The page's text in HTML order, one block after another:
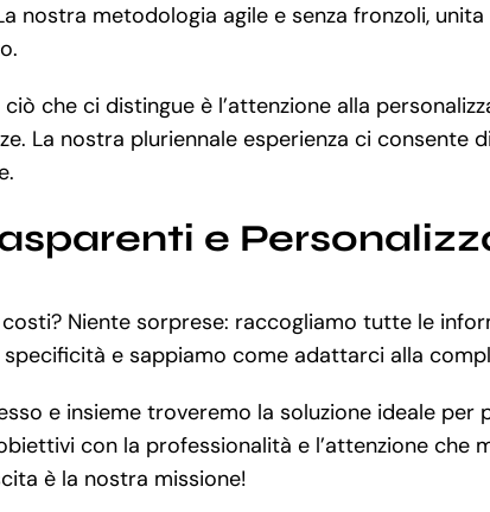
nostra metodologia agile e senza fronzoli,
ciò che ci distingue è l’attenzione alla
La nostra pluriennale esperienza ci
e
Niente sorprese: raccogliamo tutte le
e sappiamo come adattarci alla
e insieme troveremo la soluzione ideale
con la professionalità e l’attenzione
è la nostra missione!